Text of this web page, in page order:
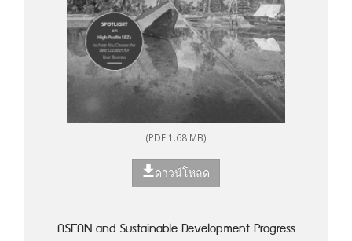
(PDF 1.68 MB)
ดาวน์โหลด
ASEAN and Sustainable Development Progress